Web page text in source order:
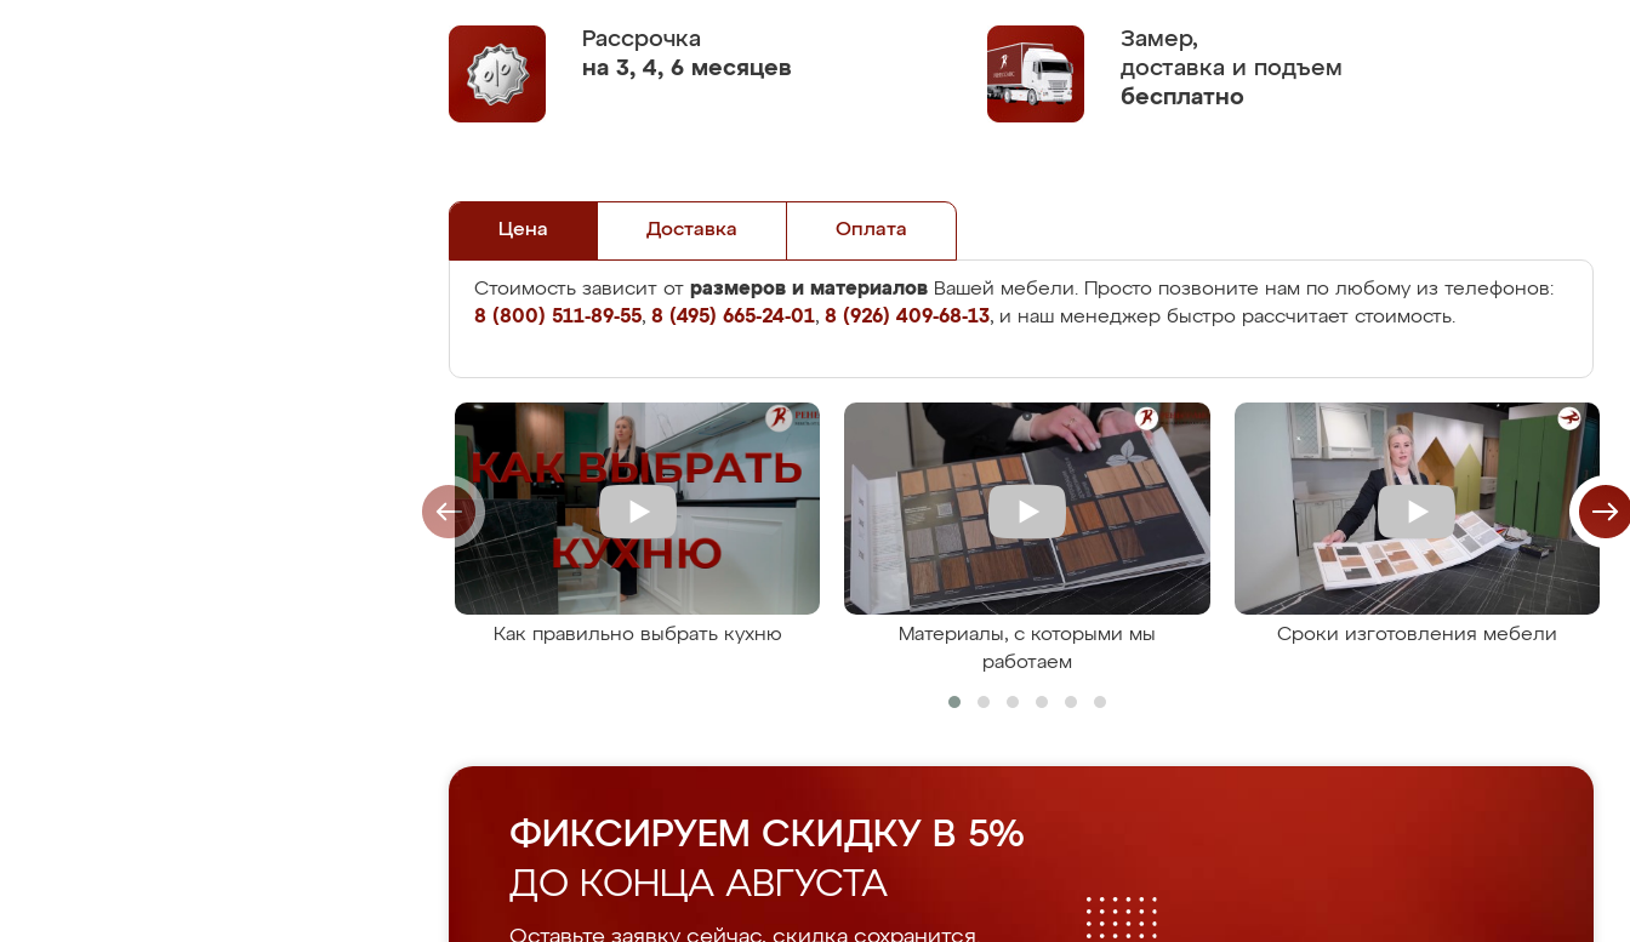
Рассрочка
на 3, 4, 6 месяцев
Замер,
доставка и подъем
бесплатно
Цена Доставка Оплата
Стоимость зависит от размеров и материалов Вашей мебели. Просто позвоните нам по любому из телефонов:
8 (800) 511-89-55, 8 (495) 665-24-01, 8 (926) 409-68-13, и наш менеджер быстро рассчитает стоимость.
Как правильно выбрать кухню
Материалы, с которыми мы
работаем
Сроки изготовления мебели
ФИКСИРУЕМ СКИДКУ В 5%
ДО КОНЦА АВГУСТА
Оставьте заявку сейчас, скидка сохранится.